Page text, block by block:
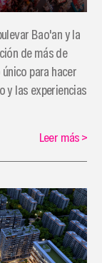
Bao'an y la
de más de
para hacer
las experiencias
Leer más>